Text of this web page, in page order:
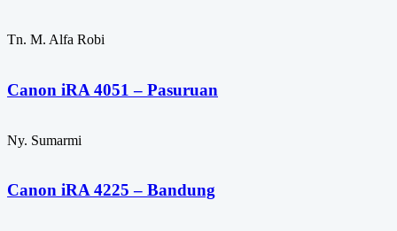
Tn. M. Alfa Robi
Canon iRA 4051 – Pasuruan
Ny. Sumarmi
Canon iRA 4225 – Bandung